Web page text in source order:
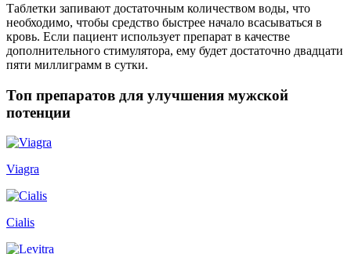
Таблетки запивают достаточным количеством воды, что
необходимо, чтобы средство быстрее начало всасываться в
кровь. Если пациент использует препарат в качестве
дополнительного стимулятора, ему будет достаточно двадцати
пяти миллиграмм в сутки.
Топ препаратов для улучшения мужской
потенции
Viagra
Cialis